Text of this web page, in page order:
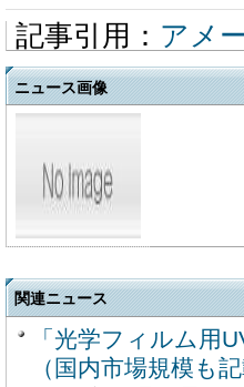
記事引用： アメ
ニュース画像
関連ニュース
「光学フィルム用
（国内市場規模も